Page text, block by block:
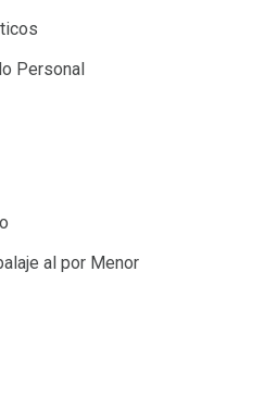
Personal
al por Menor